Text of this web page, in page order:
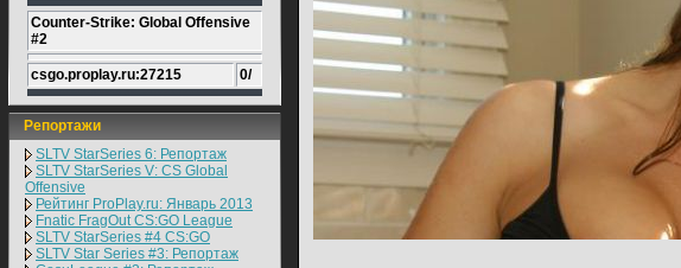
Counter-Strike: Global Offensive
#2
csgo.proplay.ru:27215 0/
Репортажи
SLTV StarSeries 6: Репортаж
SLTV StarSeries V: CS Global
Offensive
Рейтинг ProPlay.ru: Январь 2013
Fnatic FragOut CS:GO League
SLTV StarSeries #4 CS:GO
SLTV Star Series #3: Репортаж